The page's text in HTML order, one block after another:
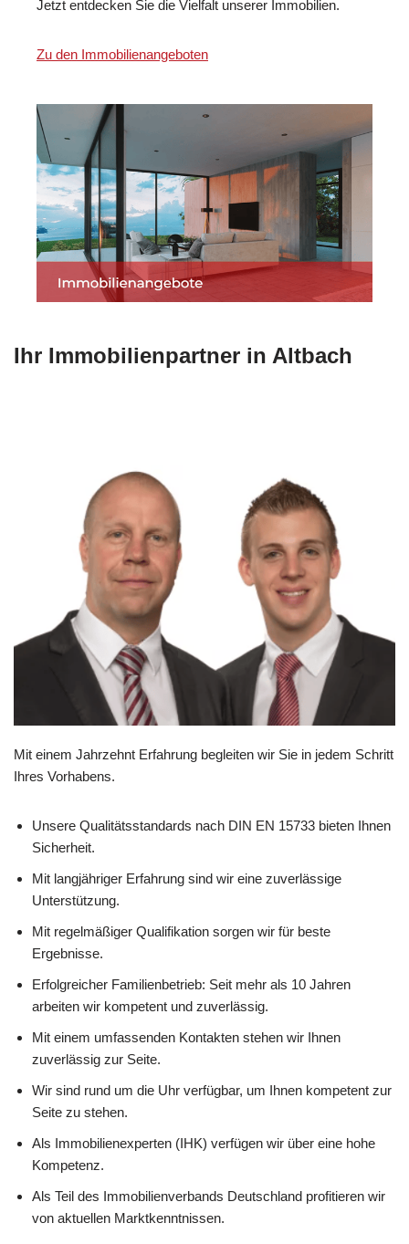
Jetzt entdecken Sie die Vielfalt unserer Immobilien.
Zu den Immobilienangeboten
Ihr Immobilienpartner in Altbach
Mit einem Jahrzehnt Erfahrung begleiten wir Sie in jedem Schritt
Ihres Vorhabens.
Unsere Qualitätsstandards nach DIN EN 15733 bieten Ihnen
Sicherheit.
Mit langjähriger Erfahrung sind wir eine zuverlässige
Unterstützung.
Mit regelmäßiger Qualifikation sorgen wir für beste
Ergebnisse.
Erfolgreicher Familienbetrieb: Seit mehr als 10 Jahren
arbeiten wir kompetent und zuverlässig.
Mit einem umfassenden Kontakten stehen wir Ihnen
zuverlässig zur Seite.
Wir sind rund um die Uhr verfügbar, um Ihnen kompetent zur
Seite zu stehen.
Als Immobilienexperten (IHK) verfügen wir über eine hohe
Kompetenz.
Als Teil des Immobilienverbands Deutschland profitieren wir
von aktuellen Marktkenntnissen.